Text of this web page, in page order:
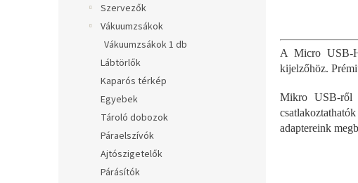
Szervezők
Vákuumzsákok
Vákuumzsákok 1 db
Lábtörlők
Kaparós térkép
Egyebek
Tároló dobozok
Páraelszívók
Ajtószigetelők
Párásítók
A Micro USB-
kijelzőhöz.
Mikro USB-ről
adaptereink